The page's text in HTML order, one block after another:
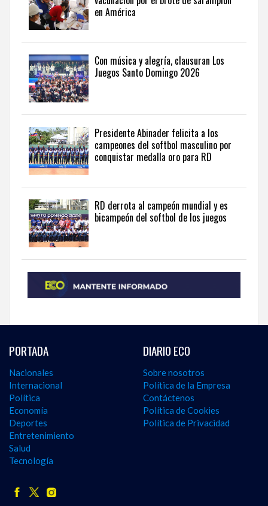
internacional,
visite
the
latest
news
from
the
Dominican
English.
en América
Con música y alegría, clausuran Los
Juegos Santo Domingo 2026
Presidente Abinader felicita a los
campeones del softbol masculino por
conquistar medalla oro para RD
RD derrota al campeón mundial y es
bicampeón del softbol de los juegos
PORTADA
Nacionales
Internacional
Política
Economía
Deportes
Entretenimiento
Salud
Tecnología
DIARIO ECO
Sobre nosotros
Política de la Empresa
Contáctenos
Política de Cookies
Política de Privacidad